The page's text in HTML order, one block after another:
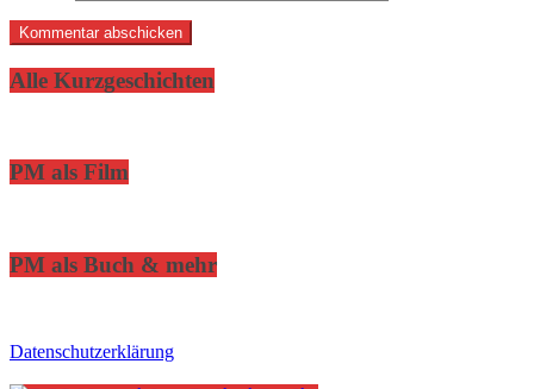
Alle Kurzgeschichten
PM als Film
PM als Buch & mehr
Datenschutzerklärung